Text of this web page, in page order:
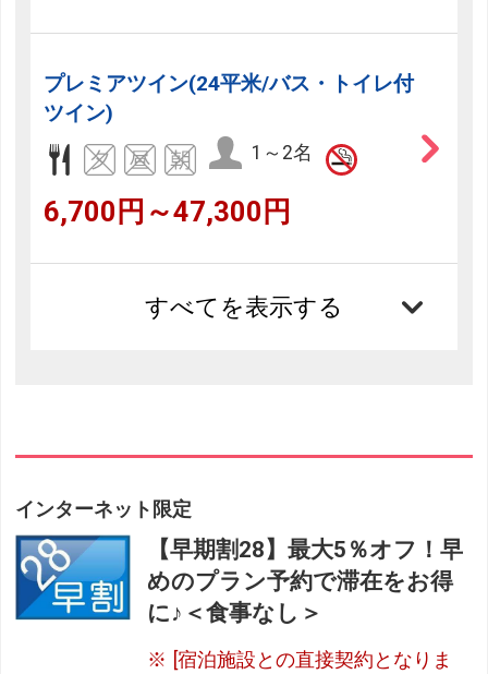
プレミアツイン(24平米/バス・トイレ付
ツイン)
1～2名
6,700円～47,300円
すべてを表示する
インターネット限定
【早期割28】最大5％オフ！早
めのプラン予約で滞在をお得
に♪＜食事なし＞
[宿泊施設との直接契約となりま